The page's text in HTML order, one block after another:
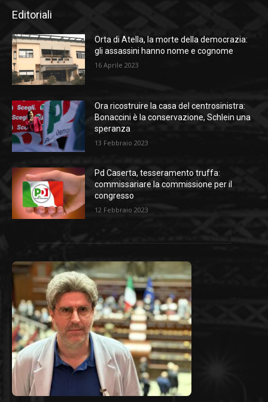
Editoriali
Orta di Atella, la morte della democrazia:
gli assassini hanno nome e cognome
16 Aprile 2023
Ora ricostruire la casa del centrosinistra:
Bonaccini è la conservazione, Schlein una
speranza
13 Febbraio 2023
Pd Caserta, tesseramento truffa:
commissariare la commissione per il
congresso
12 Febbraio 2023